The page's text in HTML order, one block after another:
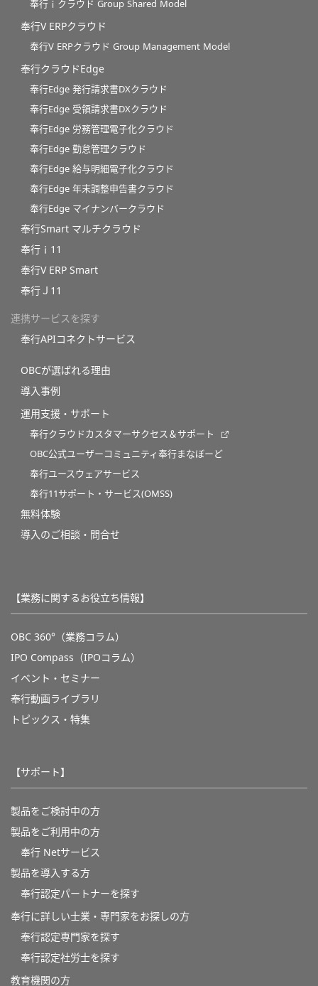
奉行ｉクラウド Group Shared Model
奉行V ERPクラウド
奉行V ERPクラウド Group Management Model
奉行クラウドEdge
奉行Edge 発行請求書DXクラウド
奉行Edge 受領請求書DXクラウド
奉行Edge 労務管理電子化クラウド
奉行Edge 勤怠管理クラウド
奉行Edge 給与明細電子化クラウド
奉行Edge 年末調整申告書クラウド
奉行Edge マイナンバークラウド
奉行Smart マルチクラウド
奉行ｉ11
奉行V ERP Smart
奉行Ｊ11
連携サービスを探す
奉行APIコネクトサービス
OBCが選ばれる理由
導入事例
運用支援・サポート
奉行クラウドカスタマーサクセス＆サポート
OBC公式ユーザーコミュニティ奉行まなぼーど
奉行ユースウェアサービス
奉行11サポート・サービス(OMSS)
無料体験
導入のご相談・問合せ
【業務に関するお役立ち情報】
OBC 360°（業務コラム）
IPO Compass（IPOコラム）
イベント・セミナー
奉行動画ライブラリ
トピックス・特集
【サポート】
製品をご検討中の方
製品をご利用中の方
奉行 Netサービス
製品を導入する方
奉行認定パートナーを探す
奉行に詳しい士業・専門家をお探しの方
奉行認定専門家を探す
奉行認定社労士を探す
教育機関の方